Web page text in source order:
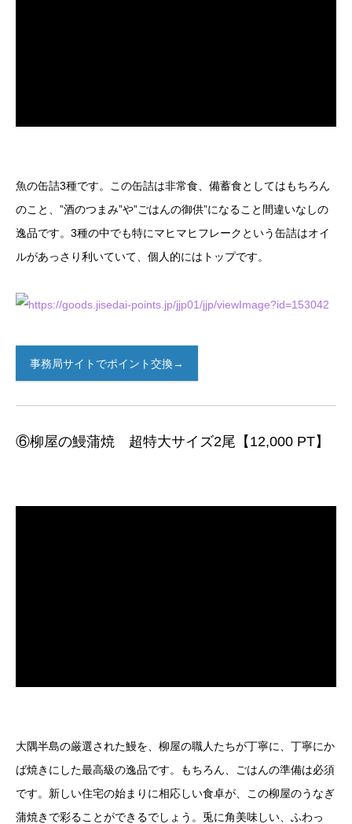
魚の缶詰3種です。この缶詰は非常食、備蓄食としてはもちろん
のこと、”酒のつまみ”や”ごはんの御供”になること間違いなしの
逸品です。3種の中でも特にマヒマヒフレークという缶詰はオイ
ルがあっさり利いていて、個人的にはトップです。
事務局サイトでポイント交換→
⑥柳屋の鰻蒲焼 超特大サイズ2尾【12,000 PT】
大隅半島の厳選された鰻を、柳屋の職人たちが丁寧に、丁寧にか
ば焼きにした最高級の逸品です。もちろん、ごはんの準備は必須
です。新しい住宅の始まりに相応しい食卓が、この柳屋のうなぎ
蒲焼きで彩ることができるでしょう。兎に角美味しい、ふわっ